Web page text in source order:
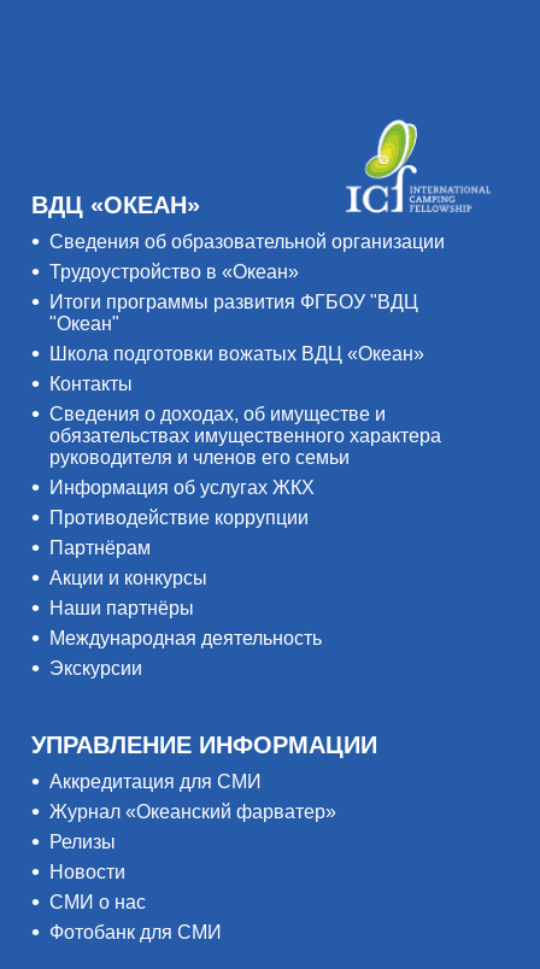
ВДЦ «ОКЕАН»
Сведения об образовательной организации
Трудоустройство в «Океан»
Итоги программы развития ФГБОУ "ВДЦ
"Океан"
Школа подготовки вожатых ВДЦ «Океан»
Контакты
Сведения о доходах, об имуществе и
обязательствах имущественного характера
руководителя и членов его семьи
Информация об услугах ЖКХ
Противодействие коррупции
Партнёрам
Акции и конкурсы
Наши партнёры
Международная деятельность
Экскурсии
УПРАВЛЕНИЕ ИНФОРМАЦИИ
Аккредитация для СМИ
Журнал «Океанский фарватер»
Релизы
Новости
СМИ о нас
Фотобанк для СМИ